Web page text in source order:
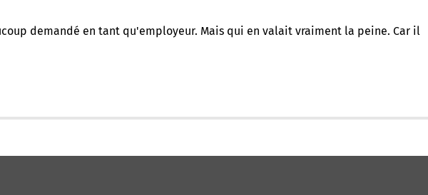
demandé en tant qu'employeur. Mais qui en valait vraiment la peine. Car il